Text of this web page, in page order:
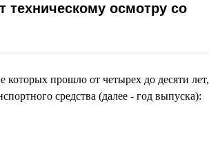
техническому осмотру со
прошло от четырех до десяти лет,
средства (далее - год выпуска):